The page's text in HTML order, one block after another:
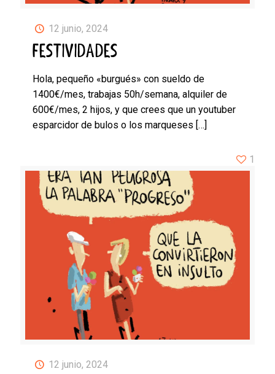
12 junio, 2024
FESTIVIDADES
Hola, pequeño «burgués» con sueldo de
1400€/mes, trabajas 50h/semana, alquiler de
600€/mes, 2 hijos, y que crees que un youtuber
esparcidor de bulos o los marqueses […]
12 junio, 2024
1